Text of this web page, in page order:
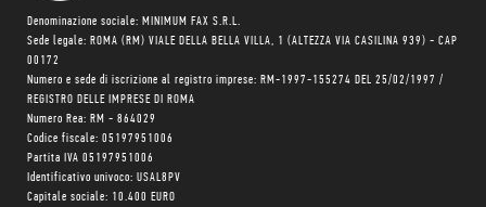
Denominazione sociale: MINIMUM FAX S.R.L.
Sede legale: ROMA (RM) VIALE DELLA BELLA VILLA, 1 (ALTEZZA VIA CASILINA 939) - CAP
00172
Numero e sede di iscrizione al registro imprese: RM-1997-155274 DEL 25/02/1997 /
REGISTRO DELLE IMPRESE DI ROMA
Numero Rea: RM - 864029
Codice fiscale: 05197951006
Partita IVA 05197951006
Identificativo univoco: USAL8PV
Capitale sociale: 10.400 EURO